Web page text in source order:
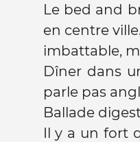
Le bed and
en centre
imbattable,
Dîner dans
parle pas
Ballade
Il y a un fort